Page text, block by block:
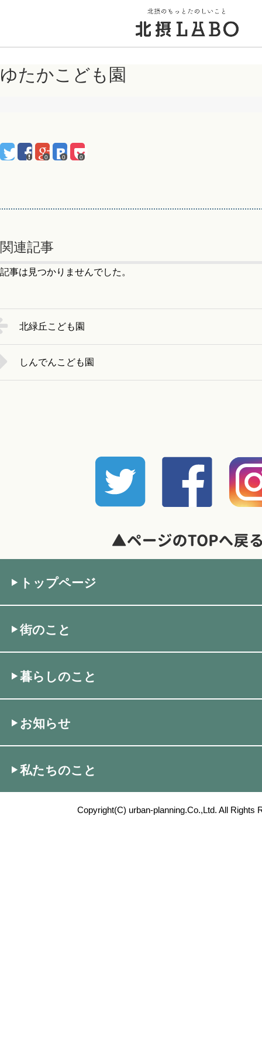
トップページ
北摂 PLAY SPOT
北摂のイベント
暮らしのデザイン
ゆたかこども園
0 0 0
関連記事
記事は見つかりませんでした。
北緑丘こども園
しんでんこども園
トップページ
街のこと
暮らしのこと
お知らせ
私たちのこと
Copyright(C) urban-planning.Co.,Ltd. All Rights